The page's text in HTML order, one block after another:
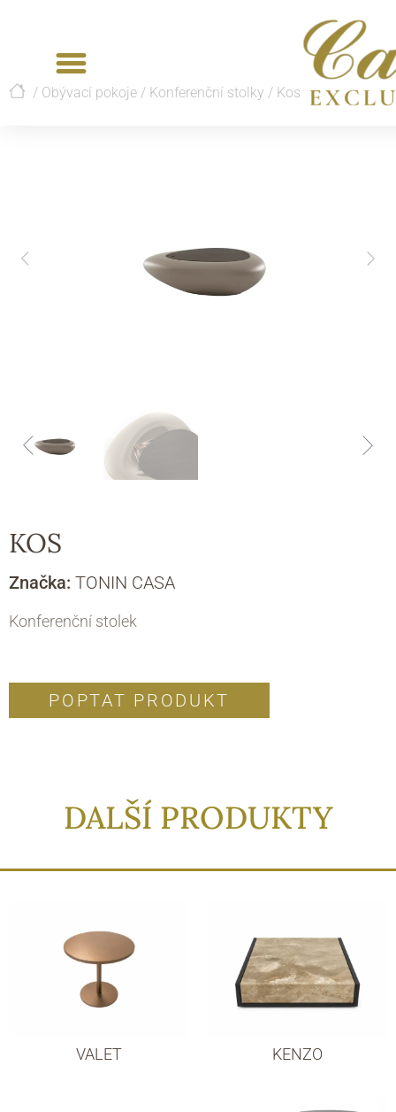
/ Obývací pokoje / Konferenční stolky / Kos
KOS
Značka: TONIN CASA
Konferenční stolek
POPTAT PRODUKT
DALŠÍ PRODUKTY
VALET KENZO